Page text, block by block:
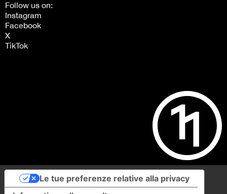
Follow us on:
Instagram
Facebook
X
TikTok
Le tue preferenze relative alla privacy